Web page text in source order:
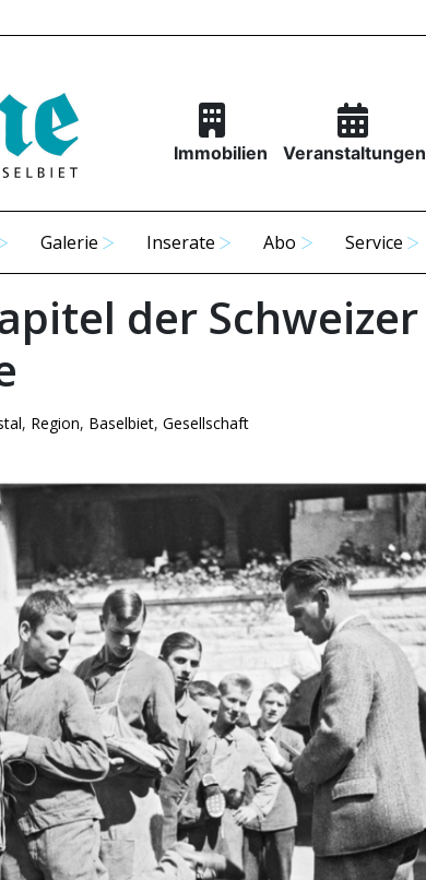
Immobilien Veranstaltungen
Galerie Inserate Abo Service
der Schweizer
, Region, Baselbiet, Gesellschaft